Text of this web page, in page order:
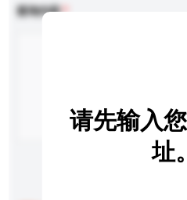
查询内容
请先输入
址。